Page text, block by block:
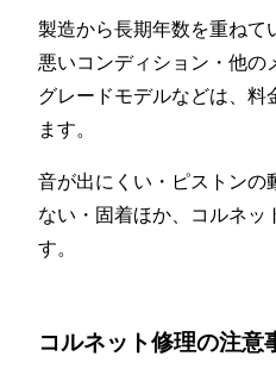
製造から長期年数を重ねて
悪いコンディション・他の
グレードモデルなどは、料
ます。
音が出にくい・ピストンの
ない・固着ほか、コルネッ
す。
コルネット修理の注意